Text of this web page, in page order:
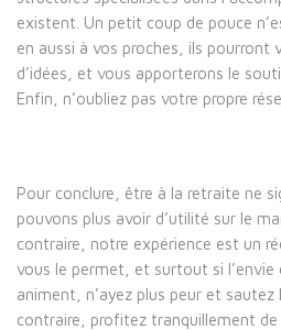
existent. Un petit coup de pouce
en aussi à vos proches, ils pourront
d’idées, et vous apporterons le
Enfin, n’oubliez pas votre propre
Pour conclure, être à la retraite ne
pouvons plus avoir d’utilité sur le
contraire, notre expérience est un
vous le permet, et surtout si
animent, n’ayez plus peur et sautez
contraire, profitez tranquillement